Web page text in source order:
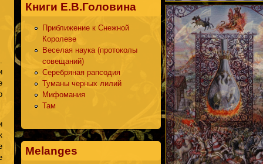
Книги Е.В.Головина
Приближение к Снежной
Королеве
Веселая наука (протоколы
совещаний)
Серебряная рапсодия
Туманы черных лилий
Мифомания
Там
Melanges